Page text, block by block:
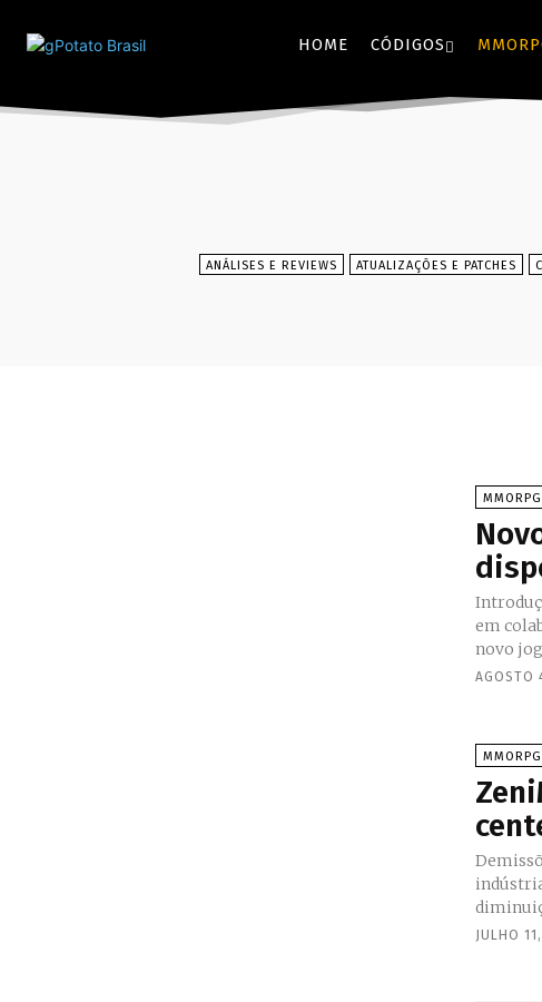
HOME CÓDIGOS
ANÁLISES E REVIEWS ATUALIZAÇÕES E PATCHES
MMORPG
Introdução a
em
novo
AGOSTO
MMORPG
JULHO